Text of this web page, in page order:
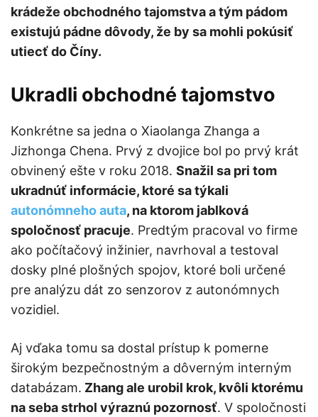
krádeže obchodného tajomstva a tým pádom
existujú pádne dôvody, že by sa mohli pokúsiť
utiecť do Číny.
Ukradli obchodné tajomstvo
Konkrétne sa jedna o Xiaolanga Zhanga a
Jizhonga Chena. Prvý z dvojice bol po prvý krát
obvinený ešte v roku 2018. Snažil sa pri tom
ukradnúť informácie, ktoré sa týkali
autonómneho auta, na ktorom jablková
spoločnosť pracuje. Predtým pracoval vo firme
ako počítačový inžinier, navrhoval a testoval
dosky plné plošných spojov, ktoré boli určené
pre analýzu dát zo senzorov z autonómnych
vozidiel.
Aj vďaka tomu sa dostal prístup k pomerne
širokým bezpečnostným a dôverným interným
databázam. Zhang ale urobil krok, kvôli ktorému
na seba strhol výraznú pozornosť. V spoločnosti